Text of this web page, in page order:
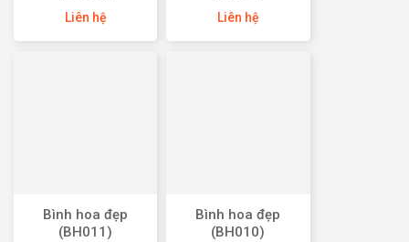
Liên hệ Liên hệ
Bình hoa đẹp
(BH011)
Bình hoa đẹp
(BH010)